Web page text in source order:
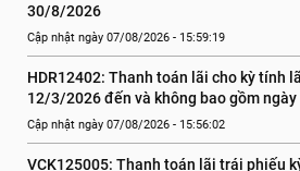
30/8/2026
Cập nhật ngày 07/08/2026 - 15:59:19
HDR12402: Thanh toán lãi cho kỳ tính
12/3/2026 đến và không bao gồm
Cập nhật ngày 07/08/2026 - 15:56:02
VCK125005: Thanh toán lãi trái phiếu